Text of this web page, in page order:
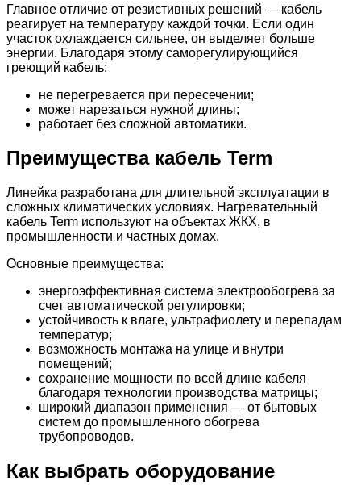
Главное отличие от резистивных решений — кабель
реагирует на температуру каждой точки. Если один
участок охлаждается сильнее, он выделяет больше
энергии. Благодаря этому саморегулирующийся
греющий кабель:
не перегревается при пересечении;
может нарезаться нужной длины;
работает без сложной автоматики.
Преимущества кабель Term
Линейка разработана для длительной эксплуатации в
сложных климатических условиях. Нагревательный
кабель Term используют на объектах ЖКХ, в
промышленности и частных домах.
Основные преимущества:
энергоэффективная система электрообогрева за
счет автоматической регулировки;
устойчивость к влаге, ультрафиолету и перепадам
температур;
возможность монтажа на улице и внутри
помещений;
сохранение мощности по всей длине кабеля
благодаря технологии производства матрицы;
широкий диапазон применения — от бытовых
систем до промышленного обогрева
трубопроводов.
Как выбрать оборудование